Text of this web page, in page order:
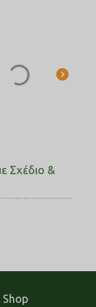
Σχέδιο &
Shop